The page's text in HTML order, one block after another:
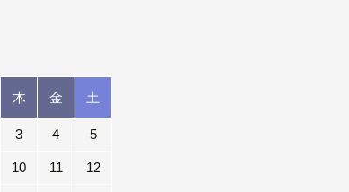
木 金 土
3 4 5
10 11 12